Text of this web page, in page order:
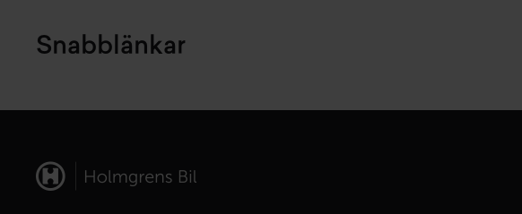
Snabblänkar